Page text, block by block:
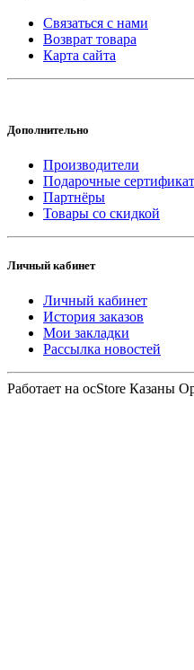
Связаться с нами
Возврат товара
Карта сайта
Дополнительно
Производители
Подарочные
Партнёры
Товары со скидкой
Личный кабинет
Личный кабинет
История заказов
Мои закладки
Рассылка новостей
Работает на ocStore Казаны